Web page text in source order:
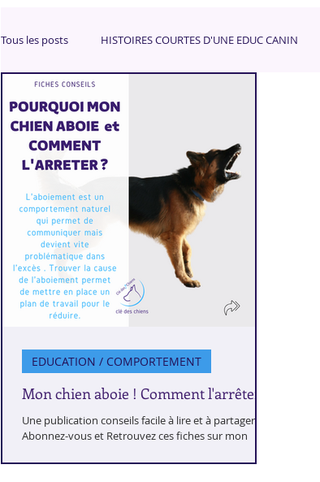
Tous les posts HISTOIRES COURTES D'UNE EDUC CANIN
Mon chien aboie ! Comment l'arrêter ?
Une publication conseils facile à lire et à partager !
Abonnez-vous et Retrouvez ces fiches sur mon
EDUCATION / COMPORTEMENT